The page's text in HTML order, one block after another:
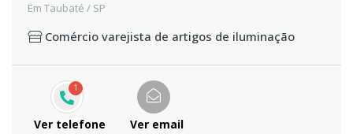
Em Taubaté / SP
Comércio varejista de artigos de iluminação
1
Ver telefone Ver email